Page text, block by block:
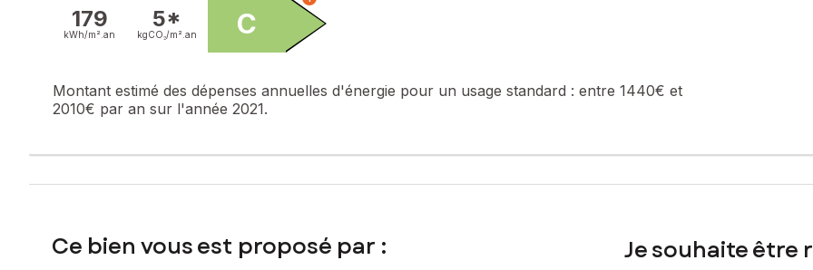
Contactez votre conseiller SAFTI : Victoria BERTINI, Tél. : 0628217651, E-mail : victoria.bertini@safti.fr - EI - Agent commercial
179
kWh/m². an
5*
kgCO₂/m². an C
Montant estimé des dépenses annuelles d'énergie pour un usage standard : entre 1440€ et
2010€ par an sur l'année 2021.
Ce bien vous est proposé par : Je souhaite être